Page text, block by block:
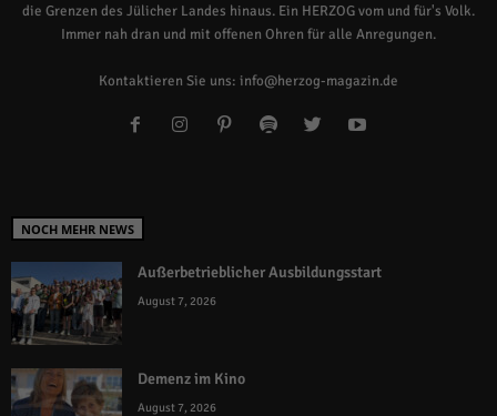
die Grenzen des Jülicher Landes hinaus. Ein HERZOG vom und für's Volk.
Immer nah dran und mit offenen Ohren für alle Anregungen.
Kontaktieren Sie uns: info@herzog-magazin.de
NOCH MEHR NEWS
Außerbetrieblicher Ausbildungsstart
August 7, 2026
Demenz im Kino
August 7, 2026